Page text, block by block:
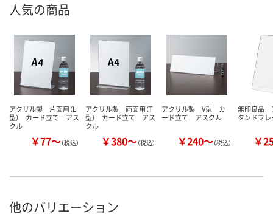
人気の商品
アクリル製 片面用（L
型） カード立て アス
クル
￥77～（税込）
アクリル製 両面用（T
型） カード立て アス
クル
￥380～（税込）
アクリル製 V型 カ
ード立て アスクル
￥240～（税込）
無印良品
タンドフ
￥
他のバリエーション